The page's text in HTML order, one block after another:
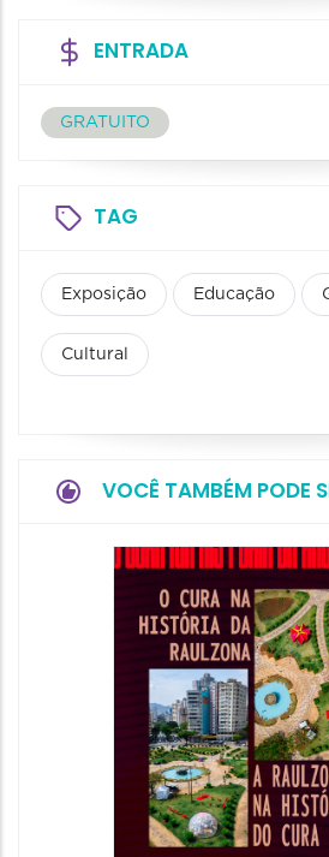
ENTRADA
GRATUITO
TAG
Exposição Educação
Cultural
VOCÊ TAMBÉM PODE